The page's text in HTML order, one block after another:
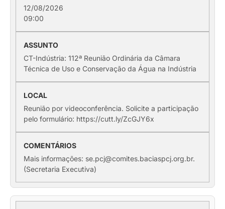
12/08/2026
09:00
CT-Indústria: 112ª Reunião Ordinária da Câmara
Técnica de Uso e Conservação da Água na Indústria
Reunião por videoconferência. Solicite a participação
pelo formulário: https://cutt.ly/ZcGJY6x
Mais informações: se.pcj@comites.baciaspcj.org.br.
(Secretaria Executiva)